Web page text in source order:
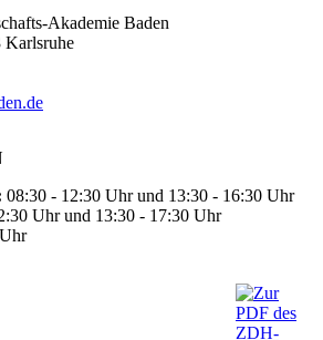
Akademie Baden
Karlsruhe
08:30 - 12:30 Uhr und 13:30 - 16:30 Uhr
Uhr und 13:30 - 17:30 Uhr